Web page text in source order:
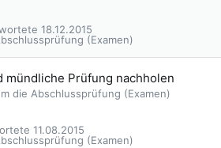
(Examen)
18.12.2015
mündliche Prüfung nachholen
die Abschlussprüfung (Examen)
(Examen)
11.08.2015